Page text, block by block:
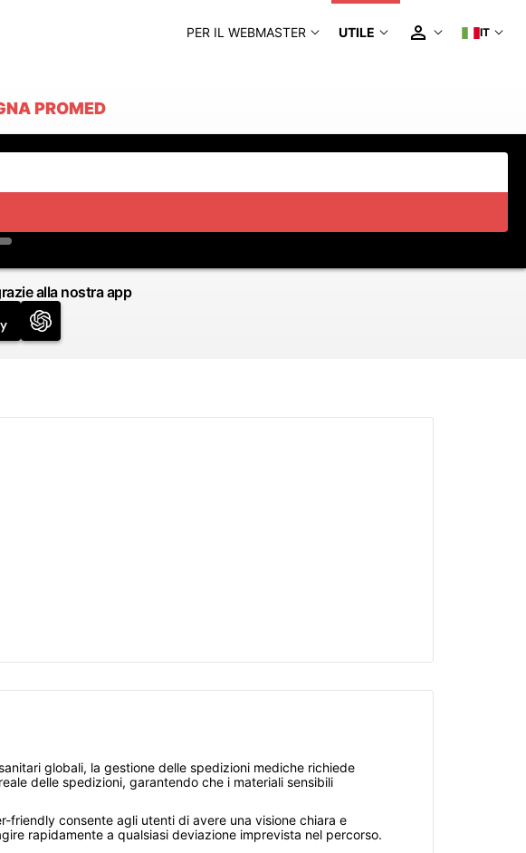
PER IL WEBMASTER UTILE IT
PROMED
alla nostra app
globali, la gestione delle spedizioni mediche richiede
delle spedizioni, garantendo che i materiali sensibili
consente agli utenti di avere una visione chiara e
rapidamente a qualsiasi deviazione imprevista nel percorso.